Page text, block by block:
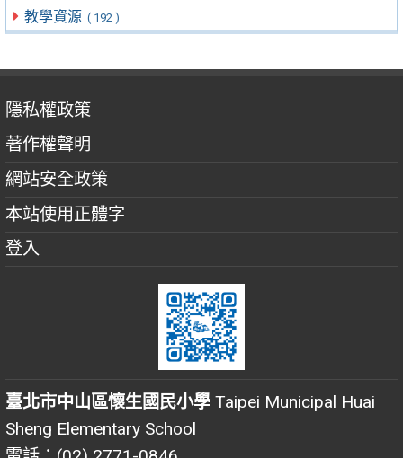
教學資源 ( 192 )
隱私權政策
著作權聲明
網站安全政策
本站使用正體字
登入
臺北市中山區懷生國民小學 Taipei Municipal Huai
Sheng Elementary School